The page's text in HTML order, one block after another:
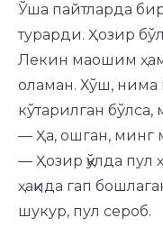
Ўша пайтларда бир
турарди. Ҳозир
Лекин маошим
оламан. Хўш, нима
кўтарилган
— Ҳа, ошган, минг
— Ҳозир қўлда пул
ҳақида гап
шукур, пул сероб.